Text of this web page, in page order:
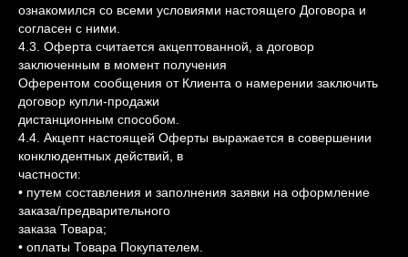
ознакомился со всеми условиями настоящего Договора и
согласен с ними.
4.3. Оферта считается акцептованной, а договор
заключенным в момент получения
Оферентом сообщения от Клиента о намерении заключить
договор купли-продажи
дистанционным способом.
4.4. Акцепт настоящей Оферты выражается в совершении
конклюдентных действий, в
частности:
• путем составления и заполнения заявки на оформление
заказа/предварительного
заказа Товара;
• оплаты Товара Покупателем.